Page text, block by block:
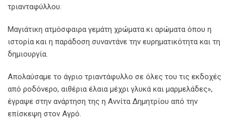
τριανταφύλλου.
Μαγιάτικη ατμόσφαιρα γεμάτη χρώματα κι αρώματα όπου η
ιστορία και η παράδοση συναντάνε την ευρηματικότητα και τη
δημιουργία.
Απολαύσαμε το άγριο τριαντάφυλλο σε όλες του τις εκδοχές
από ροδόνερο, αιθέρια έλαια μέχρι γλυκά και μαρμελάδες»,
έγραψε στην ανάρτηση της η Αννίτα Δημητρίου από την
επίσκεψη στον Αγρό.